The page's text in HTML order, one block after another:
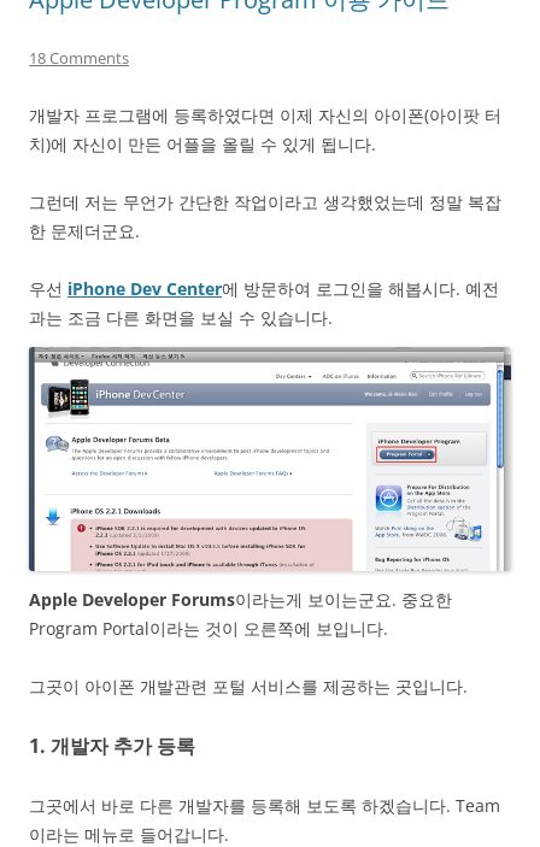
18 Comments
개발자 프로그램에 등록하였다면 이제 자신의 아이폰(아이팟 터
치)에 자신이 만든 어플을 올릴 수 있게 됩니다.
그런데 저는 무언가 간단한 작업이라고 생각했었는데 정말 복잡
한 문제더군요.
우선 iPhone Dev Center에 방문하여 로그인을 해봅시다. 예전
과는 조금 다른 화면을 보실 수 있습니다.
Apple Developer Forums이라는게 보이는군요. 중요한
Program Portal이라는 것이 오른쪽에 보입니다.
그곳이 아이폰 개발관련 포털 서비스를 제공하는 곳입니다.
1. 개발자 추가 등록
그곳에서 바로 다른 개발자를 등록해 보도록 하겠습니다. Team
이라는 메뉴로 들어갑니다.